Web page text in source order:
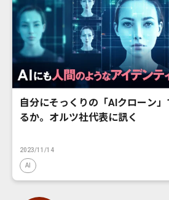
自分にそっくりの「AIクローン
るか。オルツ社代表に訊く
2023/11/14
AI